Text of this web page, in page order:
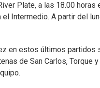
Plate, a las 18.00
Intermedio. A partir del
en estos últimos
de San Carlos,